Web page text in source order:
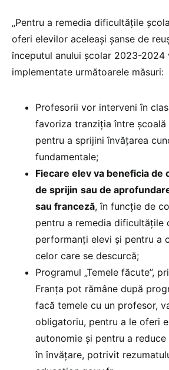
„Pentru a remedia dificultățile
oferi elevilor aceleași șanse de
începutul anului școlar 2023-2024
implementate următoarele măsuri:
Profesorii vor interveni în
favoriza tranziția între școală
pentru a sprijini învățarea
fundamentale;
Fiecare elev va beneficia de
de sprijin sau de
sau franceză, în funcție de
pentru a remedia dificultățile
performanți elevi și pentru a
celor care se descurcă;
Programul „Temele făcute”,
Franța pot rămâne după
facă temele cu un profesor,
obligatoriu, pentru a le oferi
autonomie și pentru a
în învățare, potrivit